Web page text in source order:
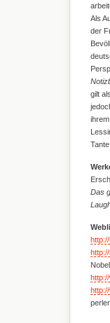
Als
der
gilt
Das